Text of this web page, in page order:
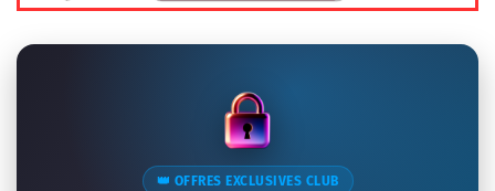
👑 OFFRES EXCLUSIVES CLUB